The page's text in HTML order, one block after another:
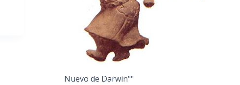
Nuevo de Darwin""